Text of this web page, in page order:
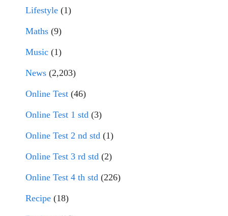
Lifestyle (1)
Maths (9)
Music (1)
News (2,203)
Online Test (46)
Online Test 1 std (3)
Online Test 2 nd std (1)
Online Test 3 rd std (2)
Online Test 4 th std (226)
Recipe (18)